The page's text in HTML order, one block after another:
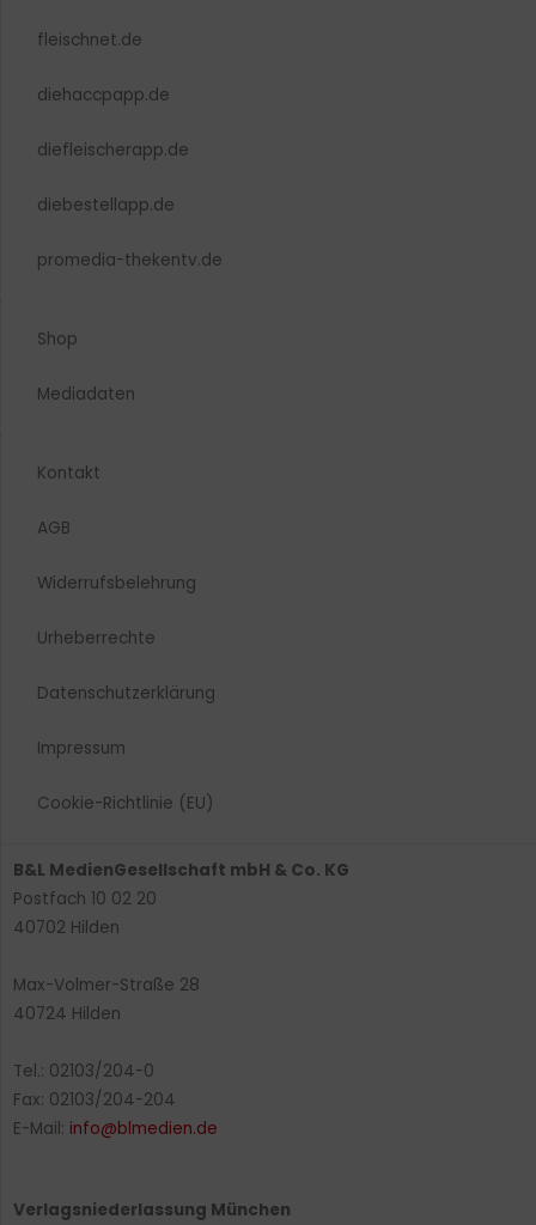
fleischnet.de
diehaccpapp.de
diefleischerapp.de
diebestellapp.de
promedia-thekentv.de
Shop
Mediadaten
Kontakt
AGB
Widerrufsbelehrung
Urheberrechte​
Datenschutzerklärung
Impressum
Cookie-Richtlinie (EU)
B&L MedienGesellschaft mbH & Co. KG
Postfach 10 02 20
40702 Hilden
Max-Volmer-Straße 28
40724 Hilden
Tel.: 02103/204-0
Fax: 02103/204-204
E-Mail: info@blmedien.de
Verlagsniederlassung München